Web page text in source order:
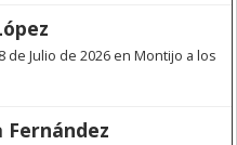
de Julio de 2026 en Montijo a los